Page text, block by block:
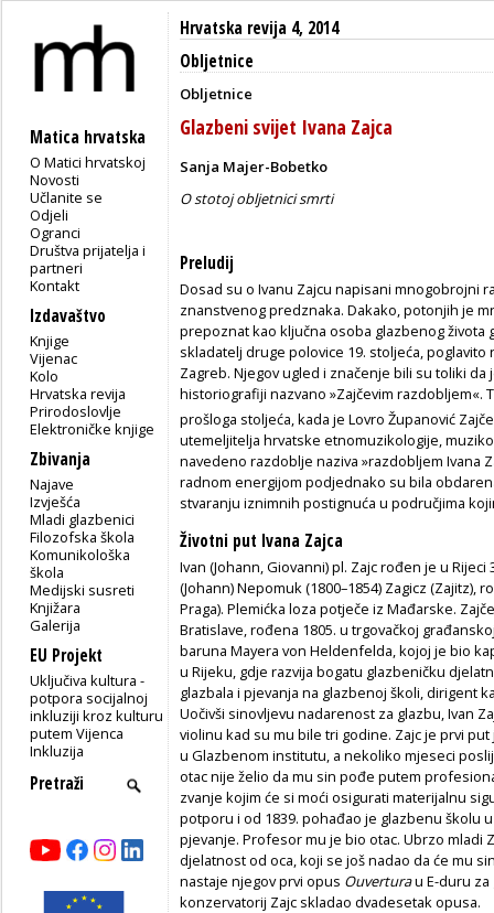
Matica hrvatska
O Matici hrvatskoj
Novosti
Učlanite se
Odjeli
Ogranci
Društva prijatelja i
partneri
Kontakt
Izdavaštvo
Knjige
Vijenac
Kolo
Hrvatska revija
Prirodoslovlje
Elektroničke knjige
Zbivanja
Najave
Izvješća
Mladi glazbenici
Filozofska škola
Komunikološka
škola
Medijski susreti
Knjižara
Galerija
EU Projekt
Uključiva kultura -
potpora socijalnoj
inkluziji kroz kulturu
putem Vijenca
Inkluzija
Hrvatska revija 4, 2014
Obljetnice
Obljetnice
Glazbeni svijet Ivana Zajca
Sanja Majer-Bobetko
O stotoj obljetnici smrti
Preludij
Dosad su o Ivanu Zajcu napisani mnogobrojni
znanstvenog predznaka. Dakako, potonjih je
prepoznat kao ključna osoba glazbenog života
skladatelj druge polovice 19. stoljeća, poglavito
Zagreb. Njegov ugled i značenje bili su toliki
historiografiji nazvano »Zajčevim razdobljem«.
prošloga stoljeća, kada je Lovro Županović
utemeljitelja hrvatske etnomuzikologije,
navedeno razdoblje naziva »razdobljem Ivana
radnom energijom podjednako su bila
stvaranju iznimnih postignuća u područjima
Životni put Ivana Zajca
Ivan (Johann, Giovanni) pl. Zajc rođen je u
(Johann) Nepomuk (1800–1854) Zagicz (Zajitz),
Praga). Plemićka loza potječe iz Mađarske.
Bratislave, rođena 1805. u trgovačkoj
baruna Mayera von Heldenfelda, kojoj je bio
u Rijeku, gdje razvija bogatu glazbeničku
glazbala i pjevanja na glazbenoj školi, dirigent
Uočivši sinovljevu nadarenost za glazbu, Ivan
violinu kad su mu bile tri godine. Zajc je prvi
u Glazbenom institutu, a nekoliko mjeseci
otac nije želio da mu sin pođe putem
zvanje kojim će si moći osigurati materijalnu
potporu i od 1839. pohađao je glazbenu školu
pjevanje. Profesor mu je bio otac. Ubrzo mladi
djelatnost od oca, koji se još nadao da će mu
nastaje njegov prvi opus Ouverturau E-duru za
konzervatorij Zajc skladao dvadesetak opusa.